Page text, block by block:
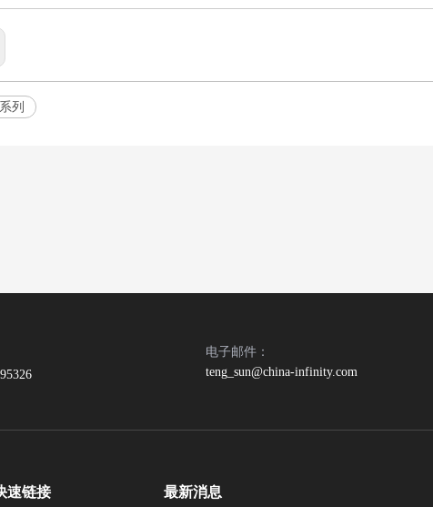
列
电子邮件：
teng_sun@china-infinity.com
速链接 最新消息